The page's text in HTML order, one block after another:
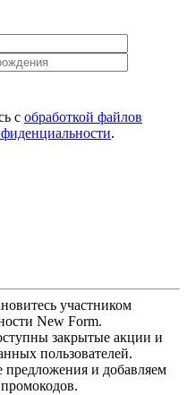
с обработкой файлов
.
участником
New Form.
закрытые акции и
пользователей.
и добавляем